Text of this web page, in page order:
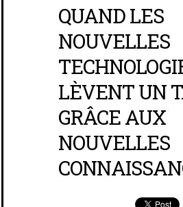
QUAND LES
NOUVELLES
LÈVENT UN
GRÂCE AUX
NOUVELLES